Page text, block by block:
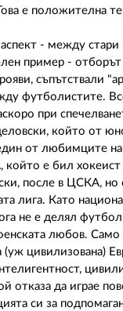
е положителна
- между
пример -
съпътствали
футболистите.
при
който от
от любимците
е бил
после в ЦСКА, но
лига. Като
не е делял
любов. Само
цивилизована)
да играе
си за